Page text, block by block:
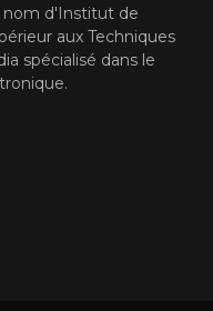
nom d'Institut de
aux Techniques
spécialisé dans le